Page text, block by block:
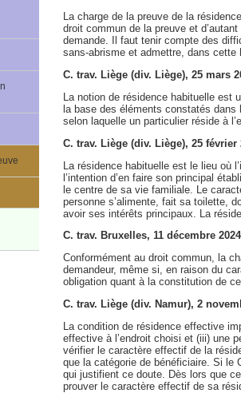
La charge de la preuve de la
droit commun de la preuve et
demande. Il faut tenir compte des
sans-abrisme et admettre, dans
C. trav. Liège (div. Liège), 25 mars
La notion de résidence habituelle
la base des éléments constatés
selon laquelle un particulier réside à
C. trav. Liège (div. Liège), 25 février
La résidence habituelle est le lieu où
l’intention d’en faire son principal
le centre de sa vie familiale. Le
personne s’alimente, fait sa toilette,
avoir ses intérêts principaux. La
C. trav. Bruxelles, 11 décembre
Conformément au droit commun, la
demandeur, même si, en raison du
obligation quant à la constitution de
C. trav. Liège (div. Namur), 2
La condition de résidence effective
effective à l’endroit choisi et (iii) une
vérifier le caractère effectif de la
que la catégorie de bénéficiaire. Si le
qui justifient ce doute. Dès lors que
prouver le caractère effectif de sa